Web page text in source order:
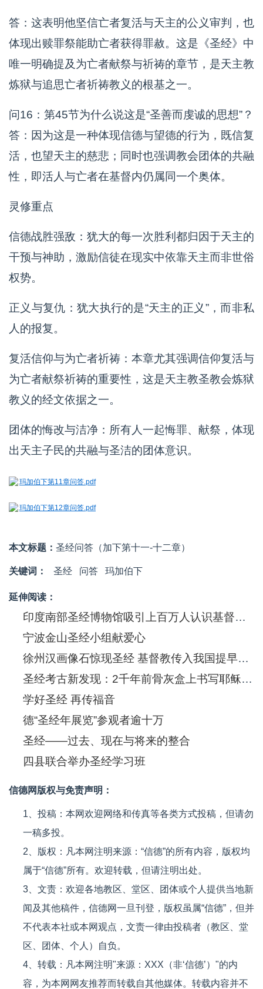
答：这表明他坚信亡者复活与天主的公义审判，也
体现出赎罪祭能助亡者获得罪赦。这是《圣经》中
唯一明确提及为亡者献祭与祈祷的章节，是天主教
炼狱与追思亡者祈祷教义的根基之一。
问16：第45节为什么说这是“圣善而虔诚的思想”？
答：因为这是一种体现信德与望德的行为，既信复
活，也望天主的慈悲；同时也强调教会团体的共融
性，即活人与亡者在基督内仍属同一个奥体。
灵修重点
信德战胜强敌：犹大的每一次胜利都归因于天主的
干预与神助，激励信徒在现实中依靠天主而非世俗
权势。
正义与复仇：犹大执行的是“天主的正义”，而非私
人的报复。
复活信仰与为亡者祈祷：本章尤其强调信仰复活与
为亡者献祭祈祷的重要性，这是天主教圣教会炼狱
教义的经文依据之一。
团体的悔改与洁净：所有人一起悔罪、献祭，体现
出天主子民的共融与圣洁的团体意识。
玛加伯下第11章问答.pdf
玛加伯下第12章问答.pdf
本文标题： 圣经问答（加下第十一-十二章）
关键词： 圣经 问答 玛加伯下
延伸阅读：
印度南部圣经博物馆吸引上百万人认识基督信息
宁波金山圣经小组献爱心
徐州汉画像石惊现圣经 基督教传入我国提早550年
圣经考古新发现：2千年前骨灰盒上书写耶稣(图)
学好圣经 再传福音
德“圣经年展览”参观者逾十万
圣经——过去、现在与将来的整合
四县联合举办圣经学习班
信德网版权与免责声明：
1、投稿：本网欢迎网络和传真等各类方式投稿，但请勿
一稿多投。
2、版权：凡本网注明来源：“信德”的所有内容，版权均
属于“信德”所有。欢迎转载，但请注明出处。
3、文责：欢迎各地教区、堂区、团体或个人提供当地新
闻及其他稿件，信德网一旦刊登，版权虽属“信德”，但并
不代表本社或本网观点，文责一律由投稿者（教区、堂
区、团体、个人）自负。
4、转载：凡本网注明"来源：XXX（非‘信德’）"的内
容，为本网网友推荐而转载自其他媒体。转载内容并不